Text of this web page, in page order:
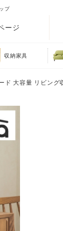
プ
ージ
収納家具
大容量 リビング